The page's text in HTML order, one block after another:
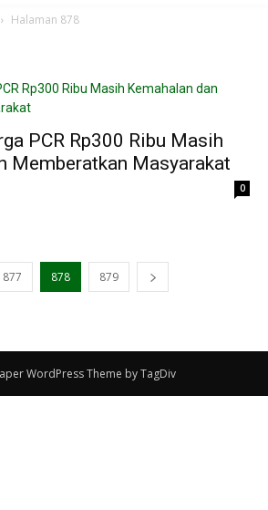
Halaman 878
PCR Rp300 Ribu Masih
Memberatkan Masyarakat
0
877 878 879
WordPress Theme by TagDiv